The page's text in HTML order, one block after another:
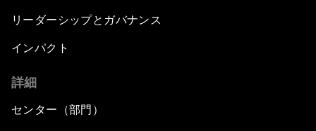
リーダーシップとガバナンス
インパクト
詳細
センター（部門）